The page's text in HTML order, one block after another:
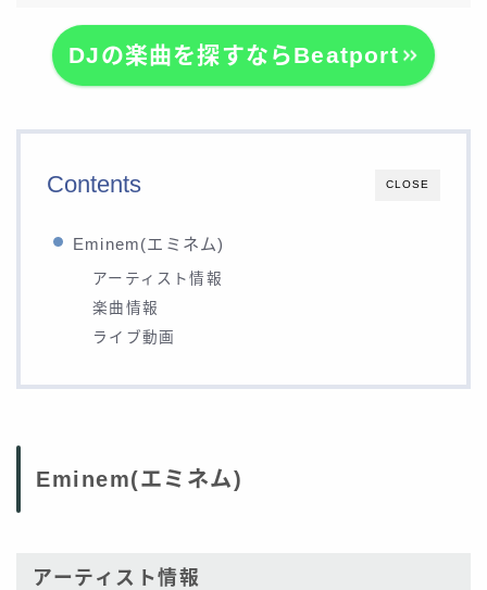
DJの楽曲を探すならBeatport
CLOSE
Contents
Eminem(エミネム)
アーティスト情報
楽曲情報
ライブ動画
Eminem(エミネム)
アーティスト情報